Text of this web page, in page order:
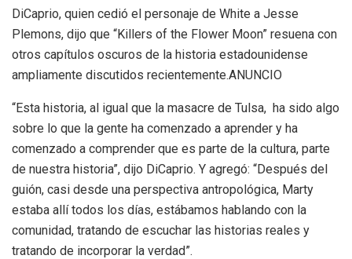
DiCaprio, quien cedió el personaje de White a Jesse
Plemons, dijo que “Killers of the Flower Moon” resuena con
otros capítulos oscuros de la historia estadounidense
ampliamente discutidos recientemente.ANUNCIO
“Esta historia, al igual que la masacre de Tulsa, ha sido algo
sobre lo que la gente ha comenzado a aprender y ha
comenzado a comprender que es parte de la cultura, parte
de nuestra historia”, dijo DiCaprio. Y agregó: “Después del
guión, casi desde una perspectiva antropológica, Marty
estaba allí todos los días, estábamos hablando con la
comunidad, tratando de escuchar las historias reales y
tratando de incorporar la verdad”.